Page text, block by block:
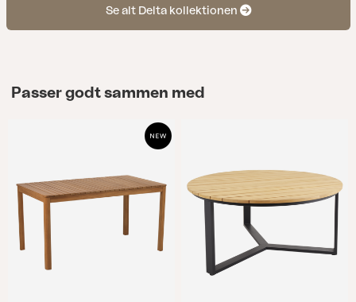
Se alt Delta kollektionen
Passer godt sammen med